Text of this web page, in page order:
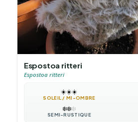
Espostoa ritteri
Espostoa ritteri
☀️☀️☀️
SOLEIL / MI-OMBRE
❄️❄️❄️
SEMI-RUSTIQUE